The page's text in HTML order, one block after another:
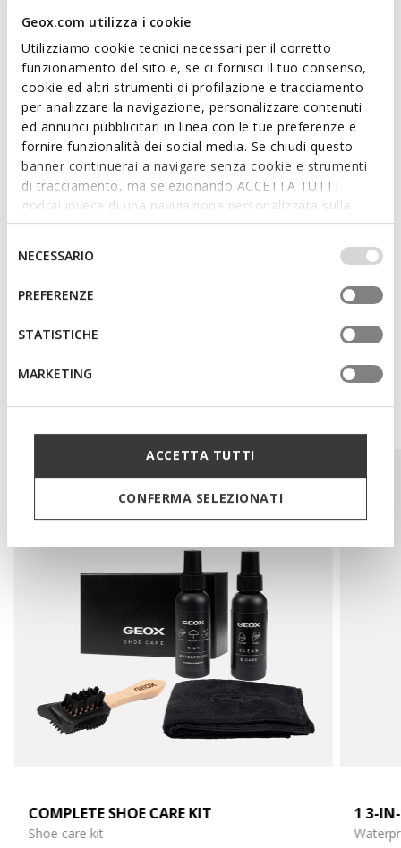
Geox.com utilizza i cookie
Utilizziamo cookie tecnici necessari per il corretto
funzionamento del sito e, se ci fornisci il tuo consenso,
cookie ed altri strumenti di profilazione e tracciamento
per analizzare la navigazione, personalizzare contenuti
ed annunci pubblicitari in linea con le tue preferenze e
fornire funzionalità dei social media. Se chiudi questo
banner continuerai a navigare senza cookie e strumenti
di tracciamento, ma selezionando ACCETTA TUTTI
godrai invece di una navigazione personalizzata sulla
base dei tuoi gusti ed interessi. Selezionando
IMPOSTAZIONI potrai anche scegliere quali cookies ed
altri strumenti di tracciamento autorizzare. Per maggiori
informazioni o per modificare in qualsiasi momento le
tue impostazioni, visita la nostra
del
consenso
NECESSARIO
PREFERENZE
STATISTICHE
MARKETING
ACCETTA TUTTI
CONFERMA SELEZIONATI
adds a touch of glamour to city outfits.
ITEM CODE:D654JC0Y2CFC1007
Features
Quick and easy to put on
Thickness of sole: 1 cm / 0.4"
Slip-on design allows you to slide the foot in swiftly
You may also like
COMPLETE SHOE CARE KIT
Shoe care kit
1 3-